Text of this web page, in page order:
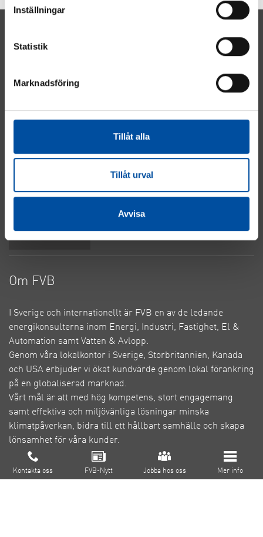
Inställningar
Statistik
Marknadsföring
Tillåt alla
Tillåt urval
Avvisa
Om FVB
Kontakta oss FVB-Nytt Jobba hos oss Mer info
Energi
Fastighet
Vatten & Avlopp
Integritetspolicy
Om FVB
I Sverige och internationellt är FVB en av de ledande
energikonsulterna inom Energi, Industri, Fastighet, El &
Automation samt Vatten & Avlopp.
Genom våra lokalkontor i Sverige, Storbritannien, Kanada
och USA erbjuder vi ökat kundvärde genom lokal förankring
på en globaliserad marknad.
Vårt mål är att med hög kompetens, stort engagemang
samt effektiva och miljövänliga lösningar minska
klimatpåverkan, bidra till ett hållbart samhälle och skapa
lönsamhet för våra kunder.
Cookie inställningar